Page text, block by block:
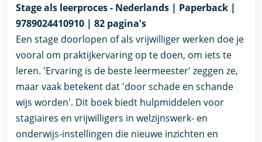
Stage als leerproces - Nederlands | Paperback |
9789024410910 | 82 pagina's
Een stage doorlopen of als vrijwilliger werken doe je
vooral om praktijkervaring op te doen, om iets te
leren. 'Ervaring is de beste leermeester' zeggen ze,
maar vaak betekent dat 'door schade en schande
wijs worden'. Dit boek biedt hulpmiddelen voor
stagiaires en vrijwilligers in welzijnswerk- en
onderwijs-instellingen die nieuwe inzichten en